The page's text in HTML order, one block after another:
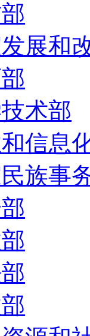
展和
术部
信息
族事